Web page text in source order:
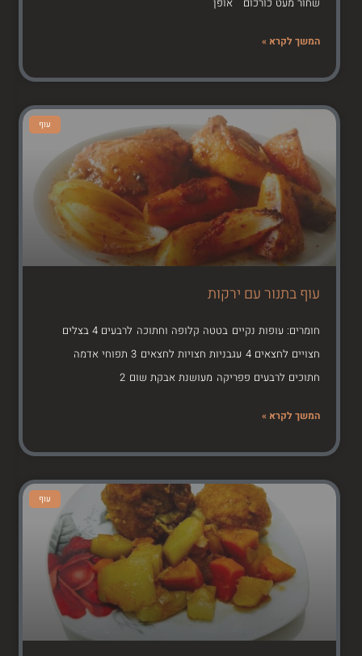
המשך לקרא »
עוף
עוף בתנור עם ירקות
חומרים: עופות נקיים בטטה קלופה וחתוכה לרבעים 4 בצלים
חצויים לחצאים 4 עגבניות חצויות לחצאים 3 תפוחי אדמה
חתוכים לרבעים פפריקה מעושנת אבקת שום 2
המשך לקרא »
עוף